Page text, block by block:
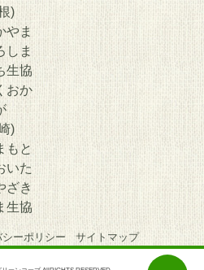
)
やま
しま
生協
おか
)
もと
いた
ざき
生協
ーポリシー サイトマップ